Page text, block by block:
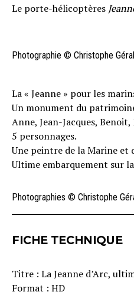
Le porte-hélicoptères
Photographie © Christophe Géral
La « Jeanne » pour les
Un monument du
Anne, Jean-Jacques,
5 personnages.
Une peintre de la Marine et
Ultime embarquement sur la
Photographies © Christophe
FICHE TECHNIQUE
Titre : La Jeanne d’Arc,
Format : HD